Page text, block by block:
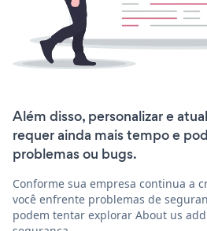
Além disso, personalizar e
requer ainda mais tempo e
problemas ou bugs.
Conforme sua empresa continua a
você enfrente problemas de
podem tentar explorar About us